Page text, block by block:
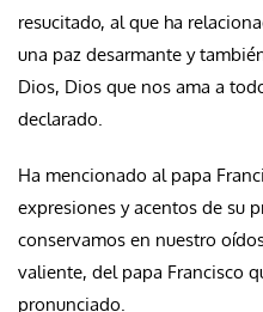
resucitado, al que ha
una paz desarmante y
Dios, Dios que nos ama a
declarado.
Ha mencionado al papa
expresiones y acentos de su
conservamos en nuestro
valiente, del papa Francisco
pronunciado.